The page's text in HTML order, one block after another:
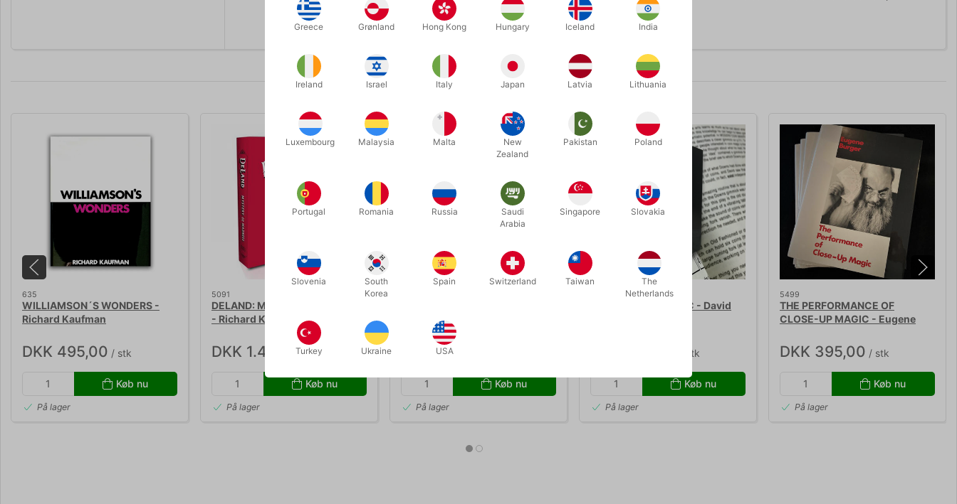
its most magical application.”
- David Copperfield
Relaterede produkter
635
WILLIAMSON´S WONDERS -
Richard Kaufman
DKK 495,00 / stk
Køb nu
På lager
5091
DELAND: Mystery and Madness
- Richard Kaufman
DKK 1.450,00/ stk
Køb nu
På lager
Richard Kaufman
DKK 995,00
Køb nu
På lager
EXPERT COIN MAGIC - David
/ stk
Køb nu
På lager
5499
THE PERFORMANCE OF
CLOSE-UP MAGIC - Eugene
DKK 395,00 / stk
Køb nu
På lager
Greece Grønland Hong Kong Hungary Iceland India
Ireland Israel Italy Japan Latvia Lithuania
Luxembourg Malaysia Malta
New
Zealand
Pakistan Poland
Portugal Romania Russia
Saudi
Arabia
Singapore Slovakia
Slovenia
South
Korea
Spain Switzerland Taiwan
The
Netherlands
Turkey Ukraine USA